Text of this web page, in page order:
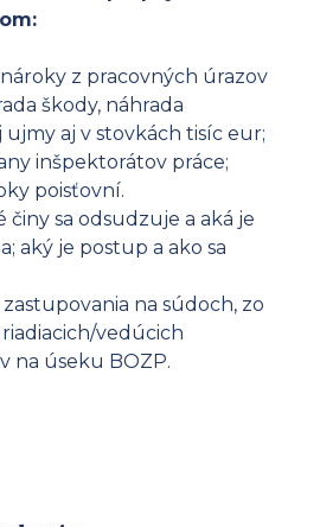
z pracovných úrazov
škody, náhrada
aj v stovkách tisíc eur;
inšpektorátov práce;
poisťovní.
činy sa odsudzuje a aká je
aký je postup a ako sa
na súdoch, zo
vedúcich
na úseku BOZP.